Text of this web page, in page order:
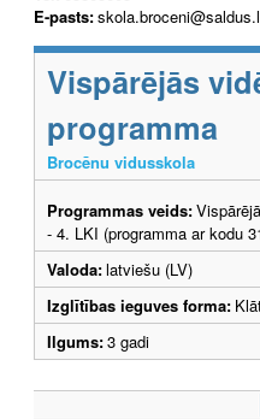
E-pasts:
Vispārējās
programma
Brocēnu vidusskola
Programmas veids:
- 4. LKI (programma ar kodu
Valoda:latviešu (LV)
Izglītības ieguves forma:
Ilgums:3 gadi